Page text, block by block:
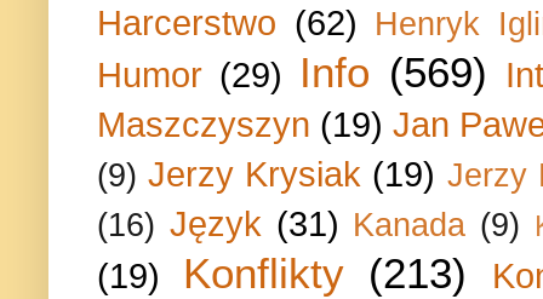
Harcerstwo (62) Henryk
Humor (29) Info (569)
Maszczyszyn (19) Jan
(9) Jerzy Krysiak (19) Jerzy
(16) Język (31) Kanada (9)
(19) Konflikty (213)